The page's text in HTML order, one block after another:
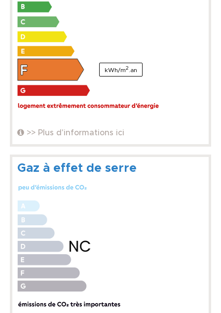
kWh/m2 .an
>> Plus d'informations ici
Gaz à effet de serre